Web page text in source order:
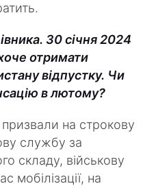
30 січня 2024
отримати
відпустку. Чи
в лютому?
на строкову
службу за
складу, військову
мобілізації, на